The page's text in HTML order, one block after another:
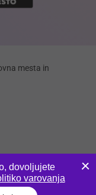
mesta in
dovoljujete
varovanja